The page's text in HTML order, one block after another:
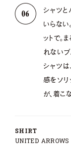
シャツ
いらない
ットで。
れない
シャツは
感をソ
が、着こ
SHIRT
UNITED ARROWS